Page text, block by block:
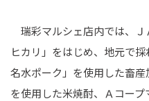
瑞彩マルシェ店内では、Ｊ
ヒカリ」をはじめ、地元で
名水ポーク」を使用した畜産
を使用した米焼酎、Ａコー